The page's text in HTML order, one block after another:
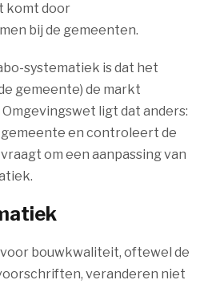
komt door
bij de gemeenten.
systematiek is dat het
gemeente) de markt
ligt dat anders:
en controleert de
om een aanpassing van
bouwkwaliteit, oftewel de
veranderen niet